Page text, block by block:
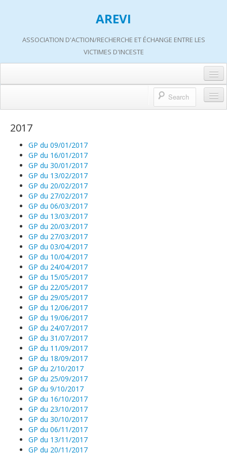
AREVI
ASSOCIATION D'ACTION/RECHERCHE ET ÉCHANGE ENTRE LES
VICTIMES D'INCESTE
A propos d’AREVI
Les groupes de paroles
Les ateliers
S’informer
Adhérer
Nous soutenir
Nous contacter
Politique de cookies (UE)
Qui sommes-nous ?
Historique de nos actions
Travaux AREVI
Adhérer
Pour les bénévoles
Nous faire connaître
Dépliant de présentation
Les groupes de paroles
Fonctionnement des groupes de parole
Groupes de parole à Paris
Groupes de parole à Rouen
Groupes de parole à Toulouse
Groupes de parole en distanciel/visioconférence
Compte rendu des groupes de paroles
Thèmes abordés lors des groupes de parole
2017
GP du 09/01/2017
GP du 16/01/2017
GP du 30/01/2017
GP du 13/02/2017
GP du 20/02/2017
GP du 27/02/2017
GP du 06/03/2017
GP du 13/03/2017
GP du 20/03/2017
GP du 27/03/2017
GP du 03/04/2017
GP du 10/04/2017
GP du 24/04/2017
GP du 15/05/2017
GP du 22/05/2017
GP du 29/05/2017
GP du 12/06/2017
GP du 19/06/2017
GP du 24/07/2017
GP du 31/07/2017
GP du 11/09/2017
GP du 18/09/2017
GP du 2/10/2017
GP du 25/09/2017
GP du 9/10/2017
GP du 16/10/2017
GP du 23/10/2017
GP du 30/10/2017
GP du 06/11/2017
GP du 13/11/2017
GP du 20/11/2017